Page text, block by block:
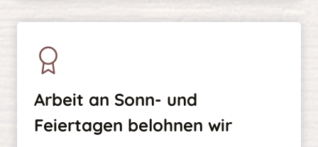
Arbeit an Sonn- und
Feiertagen belohnen wir